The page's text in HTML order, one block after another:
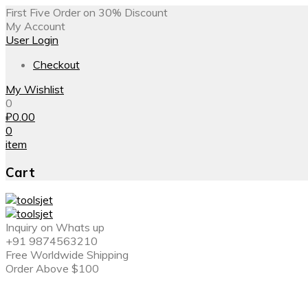
First Five Order on 30% Discount
My Account
User Login
Checkout
My Wishlist
0
₽0.00
0
item
Cart
Inquiry on Whats up
+91 9874563210
Free Worldwide Shipping
Order Above $100